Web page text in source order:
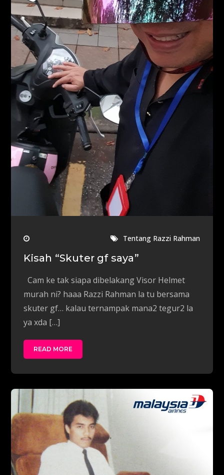
Tentang Razzi Rahman
Kisah “Skuter gf saya”
Cam ke tak siapa dibelakang Visor Helmet
murah ni? haaa Razzi Rahman la tu bersama
skuter gf… kalau ternampak mana2 tegur2 la
ya xda […]
READ MORE